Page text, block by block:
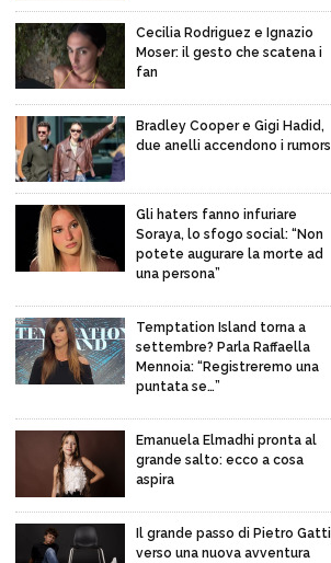
Cecilia Rodriguez e Ignazio
Moser: il gesto che scatena i
fan
Bradley Cooper e Gigi Hadid,
due anelli accendono i rumors
Gli haters fanno infuriare
Soraya, lo sfogo social: “Non
potete augurare la morte ad
una persona”
Temptation Island torna a
settembre? Parla Raffaella
Mennoia: “Registreremo una
puntata se…”
Emanuela Elmadhi pronta al
grande salto: ecco a cosa
aspira
Il grande passo di Pietro Gatti
verso una nuova avventura